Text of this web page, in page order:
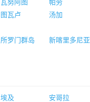
瓦努阿图
帕劳
图瓦卢
汤加
所罗门群岛
新喀里多尼亚
埃及
安哥拉